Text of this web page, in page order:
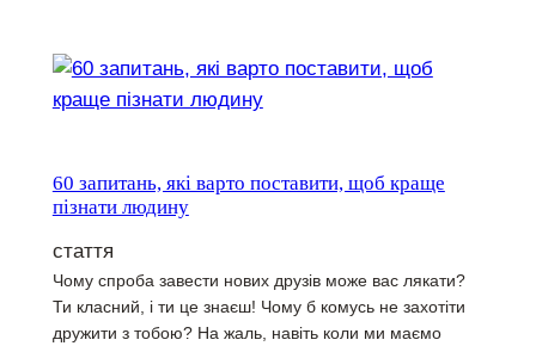
60 запитань, які варто поставити, щоб краще
пізнати людину
стаття
Чому спроба завести нових друзів може вас лякати?
Ти класний, і ти це знаєш! Чому б комусь не захотіти
дружити з тобою? На жаль, навіть коли ми маємо